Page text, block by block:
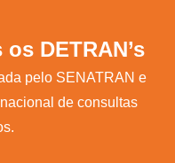
DETRAN’s
pelo SENATRAN e
de consultas